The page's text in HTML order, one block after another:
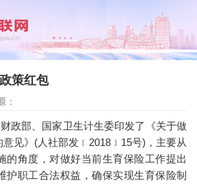
策红包
：
部、国家卫生计生委印发了《关于做
见》(人社部发﹝2018﹞15号)，主要从
的角度，对做好当前生育保险工作提出
护职工合法权益，确保实现生育保险制